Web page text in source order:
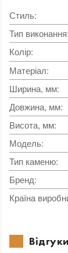
Стиль:
Тип виконання:
Колір:
Матеріал:
Ширина, мм:
Довжина, мм:
Висота, мм:
Модель:
Тип каменю:
Бренд:
Країна